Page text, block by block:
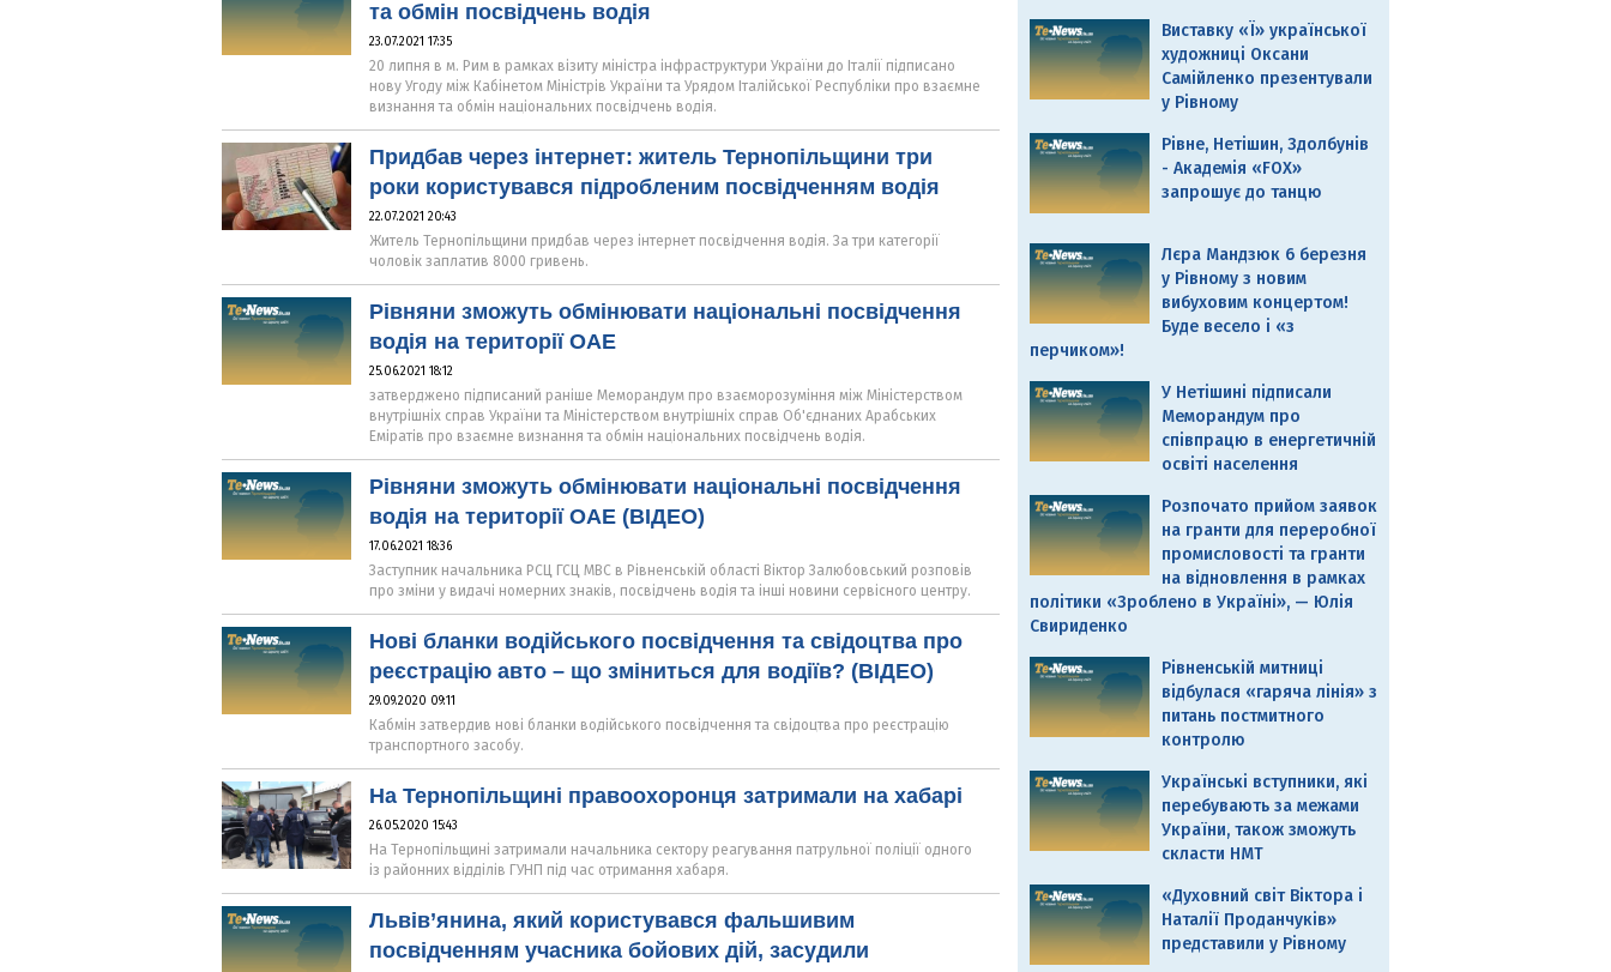
та обмін посвідчень водія
23.07.2021 17:35
20 липня в м. Рим в рамках візиту міністра інфраструктури України до Італії підписано
нову Угоду між Кабінетом Міністрів України та Урядом Італійської Республіки про взаємне
визнання та обмін національних посвідчень водія.
Придбав через інтернет: житель Тернопільщини три
роки користувався підробленим посвідченням водія
22.07.2021 20:43
Житель Тернопільщини придбав через інтернет посвідчення водія. За три категорії
чоловік заплатив 8000 гривень.
Рівняни зможуть обмінювати національні посвідчення
водія на території ОАЕ
25.06.2021 18:12
затверджено підписаний раніше Меморандум про взаєморозуміння між Міністерством
внутрішніх справ України та Міністерством внутрішніх справ Об'єднаних Арабських
Еміратів про взаємне визнання та обмін національних посвідчень водія.
Рівняни зможуть обмінювати національні посвідчення
водія на території ОАЕ (ВІДЕО)
17.06.2021 18:36
Заступник начальника РСЦ ГСЦ МВС в Рівненській області Віктор Залюбовський розповів
про зміни у видачі номерних знаків, посвідчень водія та інші новини сервісного центру.
Нові бланки водійського посвідчення та свідоцтва про
реєстрацію авто – що зміниться для водіїв? (ВІДЕО)
29.09.2020 09:11
Кабмін затвердив нові бланки водійського посвідчення та свідоцтва про реєстрацію
транспортного засобу.
На Тернопільщині правоохоронця затримали на хабарі
26.05.2020 15:43
На Тернопільщині затримали начальника сектору реагування патрульної поліції одного
із районних відділів ГУНП під час отримання хабаря.
Львів’янина, який користувався фальшивим
посвідченням учасника бойових дій, засудили
Виставку «Ї» української
художниці Оксани
Самійленко презентували
у Рівному
Рівне, Нетішин, Здолбунів
- Академія «FOX»
запрошує до танцю
Лєра Мандзюк 6 березня
у Рівному з новим
вибуховим концертом!
Буде весело і «з
перчиком»!
У Нетішині підписали
Меморандум про
співпрацю в енергетичній
освіті населення
Розпочато прийом заявок
на гранти для переробної
промисловості та гранти
на відновлення в рамках
політики «Зроблено в Україні», — Юлія
Свириденко
Рівненській митниці
відбулася «гаряча лінія» з
питань постмитного
контролю
Українські вступники, які
перебувають за межами
України, також зможуть
скласти НМТ
«Духовний світ Віктора і
Наталії Проданчуків»
представили у Рівному